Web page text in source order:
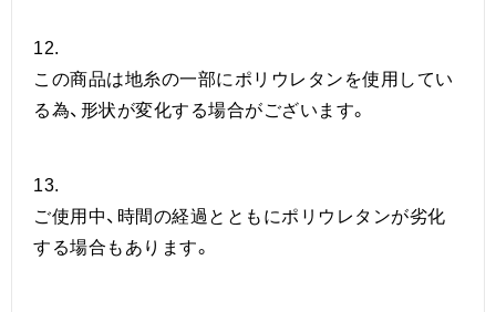
12.
この商品は地糸の一部にポリウレタンを使用してい
る為、形状が変化する場合がございます。
13.
ご使用中、時間の経過とともにポリウレタンが劣化
する場合もあります。